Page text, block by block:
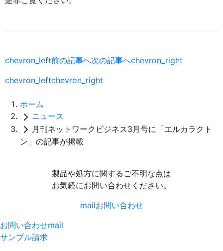
chevron_left前の記事へ次の記事へchevron_right
chevron_leftchevron_right
ホーム
ニュース
月刊ネットワークビジネス3月号に「エルカラクト
ン」の記事が掲載
製品や処方に関するご不明な点は
お気軽にお問い合わせください。
mailお問い合わせ
お問い合わせmail
サンプル請求